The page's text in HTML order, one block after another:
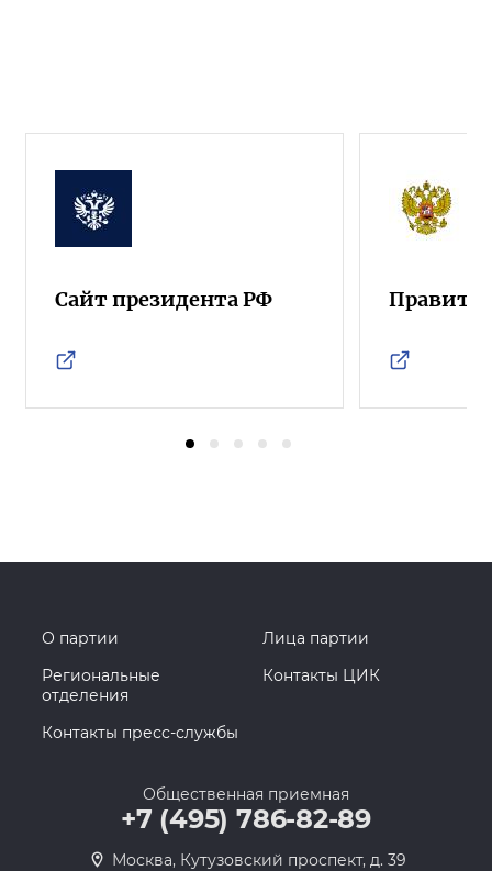
Сайт президента РФ
О партии
Лица партии
Региональные
отделения
Контакты ЦИК
Контакты пресс-службы
Общественная приемная
+7 (495) 786-82-89
Москва, Кутузовский проспект, д. 39